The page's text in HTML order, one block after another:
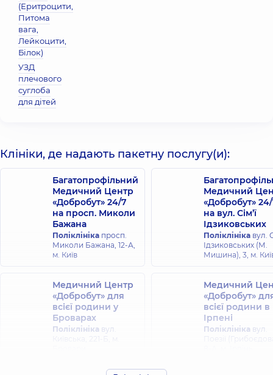
(Еритроцити,
Питома
вага,
Лейкоцити,
Бiлок)
УЗД
плечового
суглоба
для дітей
Клініки, де надають пакетну послугу(и):
Багатопрофільний
Медичний Центр
«Добробут» 24/7
на просп. Миколи
Бажана
Поліклініка просп.
Миколи Бажана, 12-А,
м. Київ
Медичний
«Добробут»
на вул. Сім’ї
Ідзиковських
Поліклініка вул.
Ідзиковських (М.
Мишина), 3, м.
Медичний Центр
«Добробут» для
всієї родини у
Броварах
Поліклініка вул.
Київська, 221-Б, м.
Медичний
«Добробут»
всієї родини в
Ірпені
Поліклініка вул.